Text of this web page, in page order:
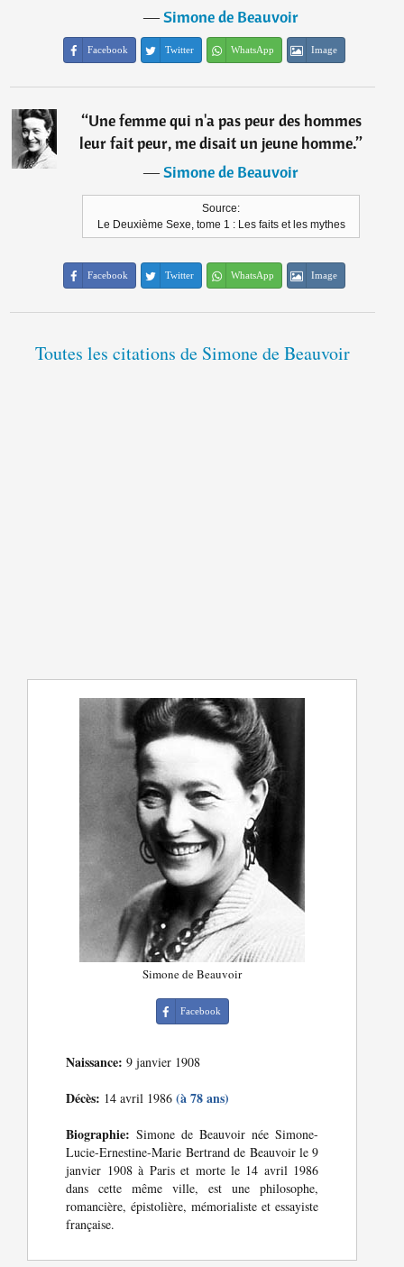
―Simone de Beauvoir
Facebook Twitter WhatsApp Image
“Une femme qui n'a pas peur des hommes
leur fait peur, me disait un jeune homme.”
―Simone de Beauvoir
Source:
Le Deuxième Sexe, tome 1 : Les faits et les mythes
Facebook Twitter WhatsApp Image
Toutes les citations de Simone de Beauvoir
Simone de Beauvoir
Facebook
Naissance: 9 janvier 1908
Décès: 14 avril 1986(à 78 ans)
Biographie: Simone de Beauvoir née Simone-
Lucie-Ernestine-Marie Bertrand de Beauvoir le 9
janvier 1908 à Paris et morte le 14 avril 1986
dans cette même ville, est une philosophe,
romancière, épistolière, mémorialiste et essayiste
française.